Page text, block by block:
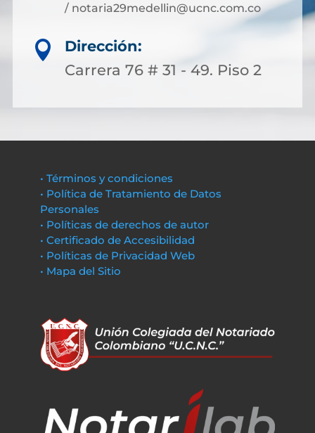
/ notaria29medellin@ucnc.com.co

Dirección:
Carrera 76 # 31 - 49. Piso 2
• Términos y condiciones
• Política de Tratamiento de Datos
Personales
• Políticas de derechos de autor
• Certificado de Accesibilidad
• Políticas de Privacidad Web
• Mapa del Sitio